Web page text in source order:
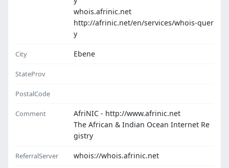
whois.afrinic.net
http://afrinic.net/en/services/whois-quer
y
City Ebene
StateProv
PostalCode
Comment
AfriNIC - http://www.afrinic.net
The African & Indian Ocean Internet Re
gistry
ReferralServer whois://whois.afrinic.net